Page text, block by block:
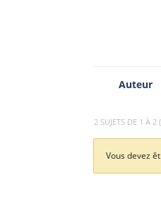
Auteur
2 SUJETS DE 1 À
Vous devez